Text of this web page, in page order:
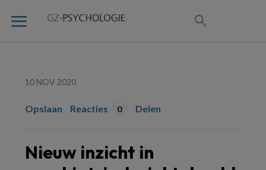
10 NOV 2020
Opslaan Reacties 0 Delen
Nieuw inzicht in